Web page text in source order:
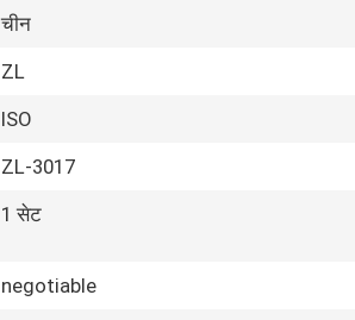
चीन
ZL
ISO
ZL-3017
1 सेट
negotiable